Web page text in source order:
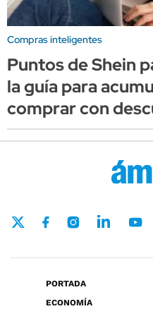
Compras inteligentes
Puntos de Shein
la guía para
comprar con
PORTADA
ECONOMÍA